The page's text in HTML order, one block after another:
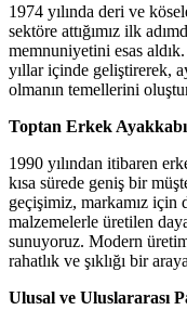
1974 yılında deri ve
sektöre attığımız ilk
memnuniyetini esas
yıllar içinde geliştirerek,
olmanın temellerini
Toptan Erkek
1990 yılından itibaren
kısa sürede geniş bir
geçişimiz, markamız için
malzemelerle üretilen
sunuyoruz. Modern
rahatlık ve şıklığı bir
Ulusal ve Uluslararası